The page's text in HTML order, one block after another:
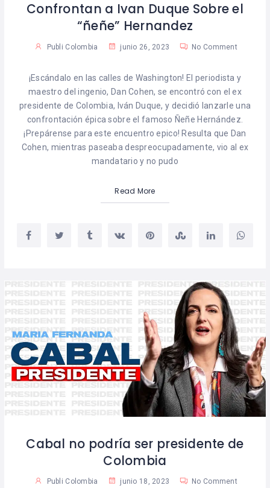
Confrontan a Ivan Duque Sobre el
“ñeñe” Hernandez
Publi Colombia junio 26, 2023 No Comment
¡Escándalo en las calles de Washington! El periodista y
maestro del ingenio, Dan Cohen, se encontró con el ex
presidente de Colombia, Iván Duque, y decidió lanzarle una
confrontación épica sobre el famoso Ñeñe Hernández.
¡Prepárense para este encuentro epico! Resulta que Dan
Cohen, mientras paseaba despreocupadamente, vio al ex
mandatario y no pudo
Read More
Cabal no podría ser presidente de
Colombia
Publi Colombia junio 18, 2023 No Comment